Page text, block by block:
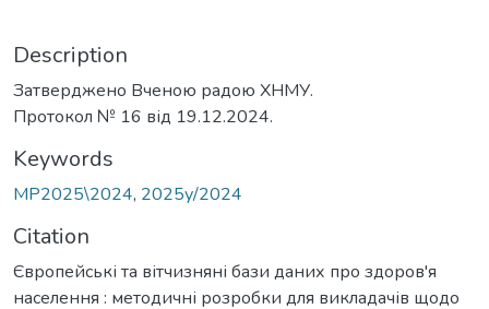
Description
Затверджено Вченою радою ХНМУ.
Протокол № 16 від 19.12.2024.
Keywords
МР2025\2024, 2025у/2024
Citation
Європейські та вітчизняні бази даних про здоров'я
населення : методичні розробки для викладачів щодо